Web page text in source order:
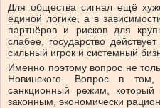
Для общества сигнал ещё
единой логике, а в
партнёров и рисков для
слабее, государство
сильный игрок и системный
Именно поэтому вопрос не
Новинского. Вопрос в
санкционный режим, который
законным, экономически